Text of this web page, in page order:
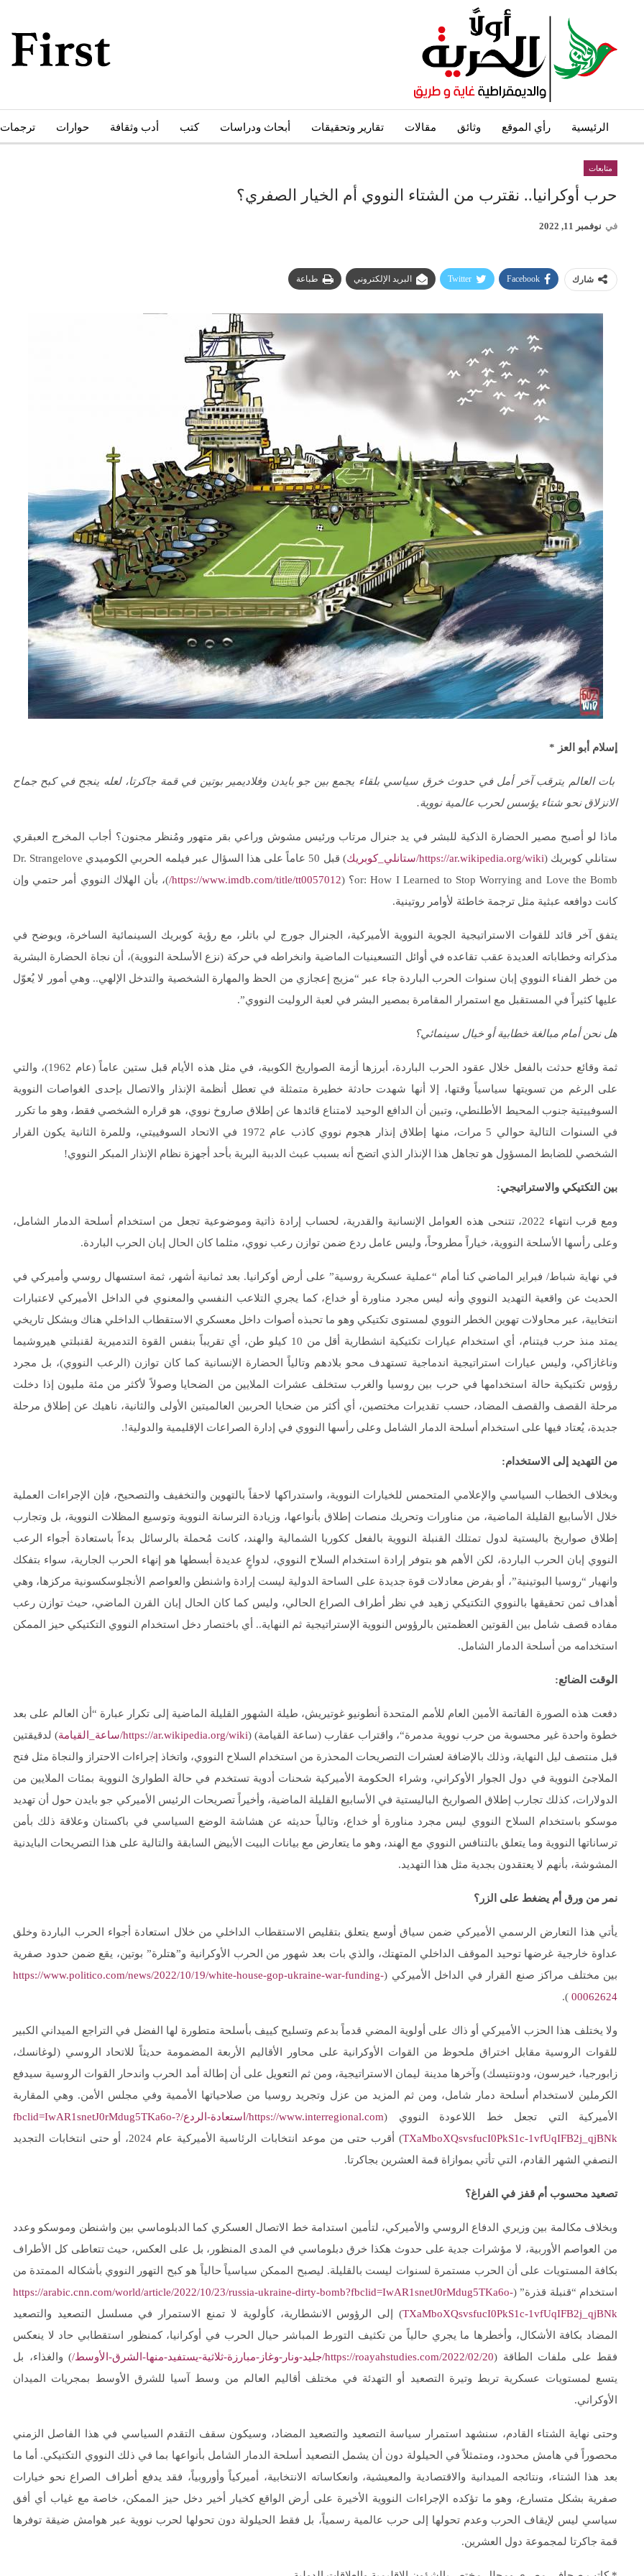
الرئيسية رأي الموقع وثائق مقالات تقارير وتحقيقات أبحاث ودراسات كتب أدب وثقافة حوارات ترجمات
متابعات
حرب أوكرانيا.. نقترب من الشتاء النووي أم الخيار الصفري؟
في نوفمبر 11, 2022
شارك Facebook
Twitter البريد الإلكتروني طباعة
إسلام أبو العز *
بات العالم يترقب آخر أمل في حدوث خرق سياسي بلقاء يجمع بين جو بايدن وفلاديمير بوتين في قمة جاكرتا، لعله ينجح في كبح جماح
الانزلاق نحو شتاء يؤسس لحرب عالمية نووية.
ماذا لو أصبح مصير الحضارة الذكية للبشر في يد جنرال مرتاب ورئيس مشوش وراعي بقر متهور ومُنظر مجنون؟ أجاب المخرج العبقري
ستانلي كوبريك (https://ar.wikipedia.org/wiki/ستانلي_كوبريك
) قبل 50 عاماً على هذا السؤال عبر فيلمه الحربي الكوميدي Dr. Strangelove
or: How I Learned to Stop Worrying and Love the Bomb؟ (
https://www.imdb.com/title/tt0057012/ )، بأن الهلاك النووي أمر حتمي وإن
كانت دوافعه عبثية مثل ترجمة خاطئة لأوامر روتينية.
يتفق آخر قائد للقوات الاستراتيجية الجوية النووية الأميركية، الجنرال جورج لي باتلر، مع رؤية كوبريك السينمائية الساخرة، ويوضح في
مذكراته وخطاباته العديدة عقب تقاعده في أوائل التسعينيات الماضية وانخراطه في حركة (نزع الأسلحة النووية)، أن نجاة الحضارة البشرية
من خطر الفناء النووي إبان سنوات الحرب الباردة جاء عبر “مزيج إعجازي من الحظ والمهارة الشخصية والتدخل الإلهي.. وهي أمور لا يُعوّل
عليها كثيراً في المستقبل مع استمرار المقامرة بمصير البشر في لعبة الروليت النووي”.
هل نحن أمام مبالغة خطابية أو خيال سينمائي؟
ثمة وقائع حدثت بالفعل خلال عقود الحرب الباردة، أبرزها أزمة الصواريخ الكوبية، في مثل هذه الأيام قبل ستين عاماً (عام 1962)، والتي
على الرغم من تسويتها سياسياً وقتها، إلا أنها شهدت حادثة خطيرة متمثلة في تعطل أنظمة الإنذار والاتصال بإحدى الغواصات النووية
السوفييتية جنوب المحيط الأطلنطي، وتبين أن الدافع الوحيد لامتناع قائدها عن إطلاق صاروخ نووي، هو قراره الشخصي فقط، وهو ما تكرر
في السنوات التالية حوالي 5 مرات، منها إطلاق إنذار هجوم نووي كاذب عام 1972 في الاتحاد السوفييتي، وللمرة الثانية يكون القرار
الشخصي للضابط المسؤول هو تجاهل هذا الإنذار الذي اتضح أنه بسبب عبث الدببة البرية بأحد أجهزة نظام الإنذار المبكر النووي!
بين التكتيكي والاستراتيجي:
ومع قرب انتهاء 2022، تتنحى هذه العوامل الإنسانية والقدرية، لحساب إرادة ذاتية وموضوعية تجعل من استخدام أسلحة الدمار الشامل،
وعلى رأسها الأسلحة النووية، خياراً مطروحاً، وليس عامل ردع ضمن توازن رعب نووي، مثلما كان الحال إبان الحرب الباردة.
في نهاية شباط/ فبراير الماضي كنا أمام “عملية عسكرية روسية” على أرض أوكرانيا. بعد ثمانية أشهر، ثمة استسهال روسي وأميركي في
الحديث عن واقعية التهديد النووي وأنه ليس مجرد مناورة أو خداع، كما يجري التلاعب النفسي والمعنوي في الداخل الأميركي لاعتبارات
انتخابية، عبر محاولات تهوين الخطر النووي لمستوى تكتيكي وهو ما تحبذه أصوات داخل معسكري الاستقطاب الداخلي هناك وبشكل تاريخي
يمتد منذ حرب فيتنام، أي استخدام عيارات تكتيكية انشطارية أقل من 10 كيلو طن، أي تقريباً بنفس القوة التدميرية لقنبلتي هيروشيما
وناغازاكي، وليس عيارات استراتيجية اندماجية تستهدف محو بلادهم وتالياً الحضارة الإنسانية كما كان توازن (الرعب النووي)، بل مجرد
رؤوس تكتيكية حالة استخدامها في حرب بين روسيا والغرب ستخلف عشرات الملايين من الضحايا وصولاً لأكثر من مئة مليون إذا دخلت
مرحلة القصف والقصف المضاد، حسب تقديرات مختصين، أي أكثر من ضحايا الحربين العالميتين الأولى والثانية، ناهيك عن إطلاق مرحلة
جديدة، يُعتاد فيها على استخدام أسلحة الدمار الشامل وعلى رأسها النووي في إدارة الصراعات الإقليمية والدولية!.
من التهديد إلى الاستخدام:
وبخلاف الخطاب السياسي والإعلامي المتحمس للخيارات النووية، واستدراكها لاحقاً بالتهوين والتخفيف والتصحيح، فإن الإجراءات العملية
خلال الأسابيع القليلة الماضية، من مناورات وتحريك منصات إطلاق بأنواعها، وزيادة الترسانة النووية وتوسيع المظلات النووية، بل وتجارب
إطلاق صواريخ باليستية لدول تمتلك القنبلة النووية بالفعل ككوريا الشمالية والهند، كانت مُحملة بالرسائل بدءاً باستعادة أجواء الرعب
النووي إبان الحرب الباردة، لكن الأهم هو بتوفر إرادة استخدام السلاح النووي، لدواعٍ عديدة أبسطها هو إنهاء الحرب الجارية، سواء بتفكك
وانهيار “روسيا البوتينية”، أو بفرض معادلات قوة جديدة على الساحة الدولية ليست إرادة واشنطن والعواصم الأنجلوسكسونية مركزها، وهي
أهداف ثمن تحقيقها بالنووي التكتيكي زهيد في نظر أطراف الصراع الحالي، وليس كما كان الحال إبان القرن الماضي، حيث توازن رعب
مفاده قصف شامل بين القوتين العظمتين بالرؤوس النووية الإستراتيجية ثم النهاية.. أي باختصار دخل استخدام النووي التكتيكي حيز الممكن
استخدامه من أسلحة الدمار الشامل.
الوقت الضائع:
دفعت هذه الصورة القاتمة الأمين العام للأمم المتحدة أنطونيو غوتيريش، طيلة الشهور القليلة الماضية إلى تكرار عبارة “أن العالم على بعد
خطوة واحدة غير محسوبة من حرب نووية مدمرة“، واقتراب عقارب (ساعة القيامة) (https://ar.wikipedia.org/wiki/ساعة_القيامة
) لدقيقتين
قبل منتصف ليل النهاية، وذلك بالإضافة لعشرات التصريحات المحذرة من استخدام السلاح النووي، واتخاذ إجراءات الاحتراز والنجاة مثل فتح
الملاجئ النووية في دول الجوار الأوكراني، وشراء الحكومة الأميركية شحنات أدوية تستخدم في حالة الطوارئ النووية بمئات الملايين من
الدولارات، كذلك تجارب إطلاق الصواريخ الباليستية في الأسابيع القليلة الماضية، وأخيراً تصريحات الرئيس الأميركي جو بايدن حول أن تهديد
موسكو باستخدام السلاح النووي ليس مجرد مناورة أو خداع، وتالياً حديثه عن هشاشة الوضع السياسي في باكستان وعلاقة ذلك بأمن
ترساناتها النووية وما يتعلق بالتنافس النووي مع الهند، وهو ما يتعارض مع بيانات البيت الأبيض السابقة والتالية على هذا التصريحات البايدنية
المشوشة، بأنهم لا يعتقدون بجدية مثل هذا التهديد.
نمر من ورق أم يضغط على الزر؟
يأتي هذا التعارض الرسمي الأميركي ضمن سياق أوسع يتعلق بتقليص الاستقطاب الداخلي من خلال استعادة أجواء الحرب الباردة وخلق
عداوة خارجية غرضها توحيد الموقف الداخلي المتهتك، والذي بات بعد شهور من الحرب الأوكرانية و”هتلرة” بوتين، يقع ضمن حدود صفرية
بين مختلف مراكز صنع القرار في الداخل الأميركي (https://www.politico.com/news/2022/10/19/white-house-gop-ukraine-war-funding-
00062624
).
ولا يختلف هذا الحزب الأميركي أو ذاك على أولوية المضي قدماً بدعم وتسليح كييف بأسلحة متطورة لها الفضل في التراجع الميداني الكبير
للقوات الروسية مقابل اختراق ملحوظ من القوات الأوكرانية على محاور الأقاليم الأربعة المضمومة حديثاً للاتحاد الروسي (لوغانسك،
زابورجيا، خيرسون، ودونتيسك) وآخرها مدينة ليمان الاستراتيجية، ومن ثم التعويل على أن إطالة أمد الحرب واندحار القوات الروسية سيدفع
الكرملين لاستخدام أسلحة دمار شامل، ومن ثم المزيد من عزل وتجريد روسيا من صلاحياتها الأممية وفي مجلس الأمن. وهي المقاربة
الأميركية التي تجعل خط اللاعودة النووي (
https://www.interregional.com/استعادة-الردع/?fbclid=IwAR1snetJ0rMdug5TKa6o-
TXaMboXQsvsfucI0PkS1c-1vfUqIFB2j_qjBNk
) أقرب حتى من موعد انتخابات الرئاسية الأميركية عام 2024، أو حتى انتخابات التجديد
النصفي الشهر القادم، التي تأتي بموازاة قمة العشرين بجاكرتا.
تصعيد محسوب أم قفز في الفراغ؟
وبخلاف مكالمة بين وزيري الدفاع الروسي والأميركي، لتأمين استدامة خط الاتصال العسكري كما الدبلوماسي بين واشنطن وموسكو وعدد
من العواصم الأوربية، لا مؤشرات جدية على حدوث هكذا خرق دبلوماسي في المدى المنظور، بل على العكس، حيث تتعاطى كل الأطراف
بكافة المستويات على أن الحرب مستمرة لسنوات ليست بالقليلة. ليصبح الممكن سياسياً حالياً هو كبح التهور النووي بأشكاله الممتدة من
استخدام “قنبلة قذرة” (https://arabic.cnn.com/world/article/2022/10/23/russia-ukraine-dirty-bomb?fbclid=IwAR1snetJ0rMdug5TKa6o-
TXaMboXQsvsfucI0PkS1c-1vfUqIFB2j_qjBNk) إلى الرؤوس الانشطارية، كأولوية لا تمنع الاستمرار في مسلسل التصعيد والتصعيد
المضاد بكافة الأشكال، وأخطرها ما يجري حالياً من تكثيف التورط المباشر حيال الحرب في أوكرانيا، كمنظور استقطابي حاد لا ينعكس
فقط على ملفات الطاقة (https://roayahstudies.com/2022/02/20/جليد-ونار-وغاز-مبارزة-ثلاثية-يستفيد-منها-الشرق-الأوسط/
) والغذاء، بل
يتسع لمستويات عسكرية تربط وتيرة التصعيد أو التهدئة في مختلف أقاليم العالم من وسط آسيا للشرق الأوسط بمجريات الميدان
الأوكراني.
وحتى نهاية الشتاء القادم، سنشهد استمرار سياسة التصعيد والتصعيد المضاد، وسيكون سقف التقدم السياسي في هذا الفاصل الزمني
محصوراً في هامش محدود، ومتمثلاً في الحيلولة دون أن يشمل التصعيد أسلحة الدمار الشامل بأنواعها بما في ذلك النووي التكتيكي. أما ما
بعد هذا الشتاء، ونتائجه الميدانية والاقتصادية والمعيشية، وانعكاساته الانتخابية، أميركياً وأوروبياً، فقد يدفع أطراف الصراع نحو خيارات
صفرية بشكل متسارع، وهو ما تؤكده الإجراءات النووية الأخيرة على أرض الواقع كخيار أخير دخل حيز الممكن، خاصة مع غياب أي أفق
سياسي ليس لإيقاف الحرب وعدم تحولها إلى حرب عالمية رسمياً، بل فقط الحيلولة دون تحولها لحرب نووية عبر هوامش ضيقة توفرها
قمة جاكرتا لمجموعة دول العشرين.
نحو استراتيجيّة للمعارضة السوريّة بشأن التحديات الصّهيونيّة
نوفمبر 27, 2024
قمة الرياض: أقوال تنتظر أفعالاً
نوفمبر 27, 2024
تعيينات ترامب: أنت لا تجني من الشوك العنب!
نوفمبر 27, 2024
ابن بطوطة عند تخوم سيبيريا!
نوفمبر 27, 2024
انجازات نتنياهو !
نوفمبر 27, 2024